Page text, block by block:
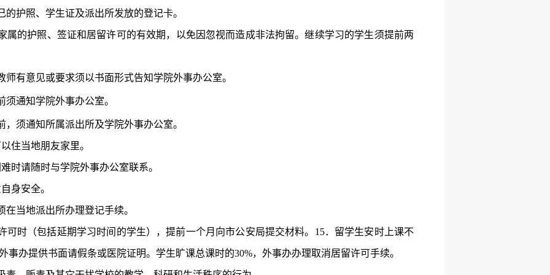
护照、学生证及派出所发放的登记卡。
属的护照、签证和居留许可的有效期，以免因忽视而造成非法拘留。继续学习的学生须提前两
有意见或要求须以书面形式告知学院外事办公室。
通知学院外事办公室。
须通知所属派出所及学院外事办公室。
住当地朋友家里。
时请随时与学院外事办公室联系。
身安全。
在当地派出所办理登记手续。
可时（包括延期学习时间的学生），提前一个月向市公安局提交材料。 15．留学生安时上课不
事办提供书面请假条或医院证明。学生旷课总课时的30%，外事办办理取消居留许可手续。